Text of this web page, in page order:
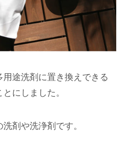
途洗剤に置き換えできる
にしました。
剤や洗浄剤です。